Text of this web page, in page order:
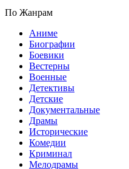
По Жанрам
Аниме
Биографии
Боевики
Вестерны
Военные
Детективы
Детские
Документальные
Драмы
Исторические
Комедии
Криминал
Мелодрамы